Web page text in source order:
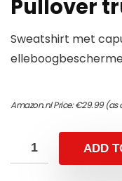
Pullover
Sweatshirt met
Amazon.nl Price:€29.99(as
ADD